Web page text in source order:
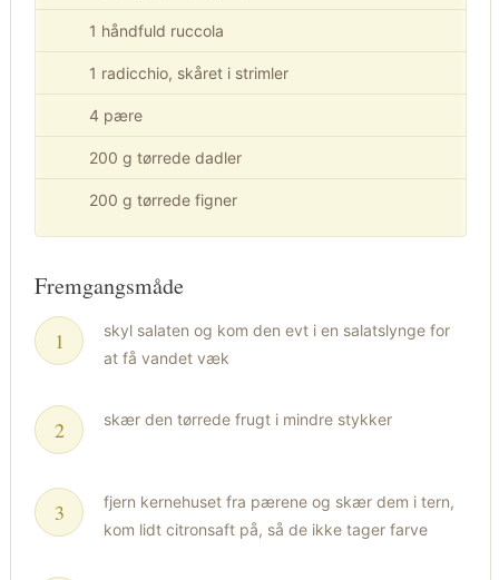
1 håndfuld ruccola
1 radicchio, skåret i strimler
4 pære
200 g tørrede dadler
200 g tørrede figner
Fremgangsmåde
skyl salaten og kom den evt i en salatslynge for
at få vandet væk
skær den tørrede frugt i mindre stykker
fjern kernehuset fra pærene og skær dem i tern,
kom lidt citronsaft på, så de ikke tager farve